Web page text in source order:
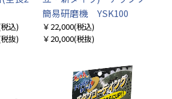
込)
抜)
簡易研磨機 YSK100
￥22,000(税込)
￥20,000(税抜)